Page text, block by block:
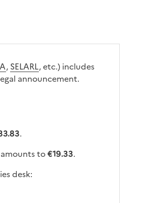
, SELARL, etc.) includes
announcement.
.
to€19.33.
desk: